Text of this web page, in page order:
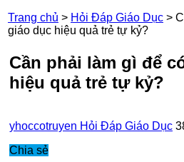
Trang chủ > Hỏi Đáp Giáo Dục >
giáo dục hiệu quả trẻ tự kỷ?
Cần phải làm gì để
hiệu quả trẻ tự kỷ?
yhoccotruyen Hỏi Đáp Giáo Dục
Chia sẻ